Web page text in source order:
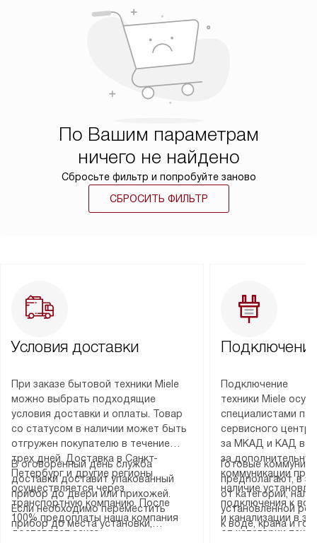
По Вашим параметрам
ничего не найдено
Сбросьте фильтр и попробуйте заново
СБРОСИТЬ ФИЛЬТР
Условия доставки
При заказе бытовой техники Miele
можно выбрать подходящие
условия доставки и оплаты. Товар
со статусом в наличии может быть
отгружен покупателю в течение
трех дней. Доставка в Санкт-
Петербург и другие регионы
осуществляется через
транспортную компанию. После
100% предоплаты наша компания
доставляет заказ
В оговоренный день служба
доставки доставит упакованный
прибор до двери или прихожей.
Если необходимо переместить
прибор до места установки,
Подключение
техники Miele
специалистами
сервисного
за МКАД и КАД
за
коммуникации
наличие
подключения к
и канализации в
от категории
Готовые
предполагают, в
от категории,
установленной
к воде, крана и